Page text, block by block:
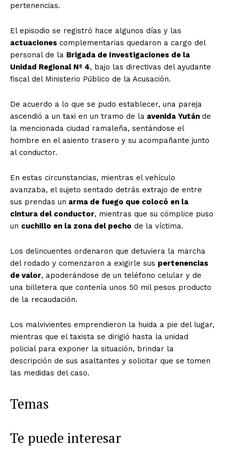
pertenencias.
El episodio se registró hace algunos días y las
actuaciones complementarias quedaron a cargo del
personal de la Brigada de Investigaciones de la
Unidad Regional Nº 4, bajo las directivas del ayudante
fiscal del Ministerio Público de la Acusación.
De acuerdo a lo que se pudo establecer, una pareja
ascendió a un taxi en un tramo de la avenida Yután de
la mencionada ciudad ramaleña, sentándose el
hombre en el asiento trasero y su acompañante junto
al conductor.
En estas circunstancias, mientras el vehículo
avanzaba, el sujeto sentado detrás extrajo de entre
sus prendas un arma de fuego que colocó en la
cintura del conductor, mientras que su cómplice puso
un cuchillo en la zona del pecho de la víctima.
Los delincuentes ordenaron que detuviera la marcha
del rodado y comenzaron a exigirle sus pertenencias
de valor, apoderándose de un teléfono celular y de
una billetera que contenía unos 50 mil pesos producto
de la recaudación.
Los malvivientes emprendieron la huida a pie del lugar,
mientras que el taxista se dirigió hasta la unidad
policial para exponer la situación, brindar la
descripción de sus asaltantes y solicitar que se tomen
las medidas del caso.
Temas
Te puede interesar